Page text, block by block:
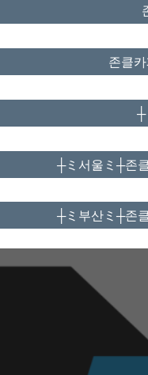
존클
┼
┼ミ서울ミ┼존
┼ミ부산ミ┼존